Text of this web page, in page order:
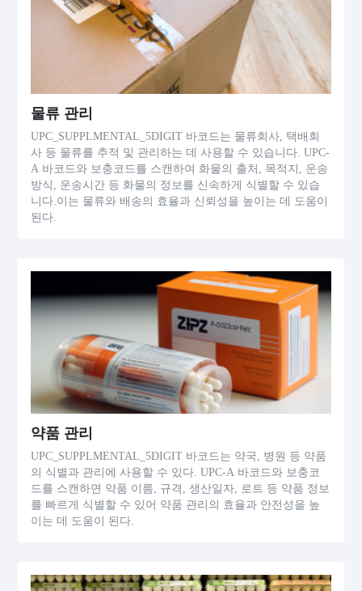
물류 관리
UPC_SUPPLMENTAL_5DIGIT 바코드는 물류회사, 택배회
사 등 물류를 추적 및 관리하는 데 사용할 수 있습니다. UPC-
A 바코드와 보충코드를 스캔하여 화물의 출처, 목적지, 운송
방식, 운송시간 등 화물의 정보를 신속하게 식별할 수 있습
니다.이는 물류와 배송의 효율과 신뢰성을 높이는 데 도움이
된다.
약품 관리
UPC_SUPPLMENTAL_5DIGIT 바코드는 약국, 병원 등 약품
의 식별과 관리에 사용할 수 있다. UPC-A 바코드와 보충코
드를 스캔하면 약품 이름, 규격, 생산일자, 로트 등 약품 정보
를 빠르게 식별할 수 있어 약품 관리의 효율과 안전성을 높
이는 데 도움이 된다.